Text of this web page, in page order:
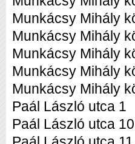
Munkácsy Mihály
Munkácsy Mihály
Munkácsy Mihály
Munkácsy Mihály
Munkácsy Mihály
Paál László utca 1
Paál László utca 10